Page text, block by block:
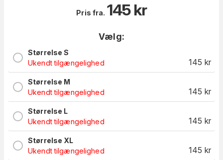
Pris fra. 145 kr
Vælg:
Størrelse S
Ukendt tilgængelighed
145 kr
Størrelse M
Ukendt tilgængelighed
145 kr
Størrelse L
Ukendt tilgængelighed
145 kr
Størrelse XL
Ukendt tilgængelighed
145 kr